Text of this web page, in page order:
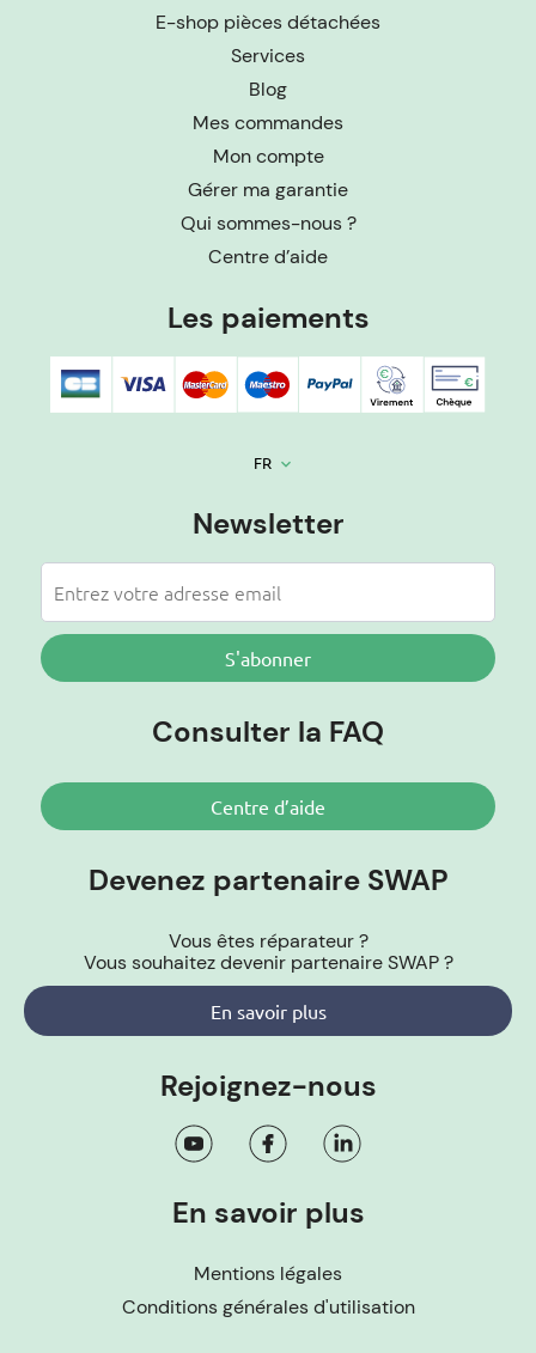
E-shop pièces détachées
Services
Blog
Mes commandes
Mon compte
Gérer ma garantie
Qui sommes-nous ?
Centre d’aide
Les paiements
FR keyboard_arrow_down
Newsletter
S'abonner
Consulter la FAQ
Centre d’aide
Devenez partenaire SWAP
Vous êtes réparateur ?
Vous souhaitez devenir partenaire SWAP ?
En savoir plus
Rejoignez-nous
En savoir plus
Mentions légales
Conditions générales d'utilisation